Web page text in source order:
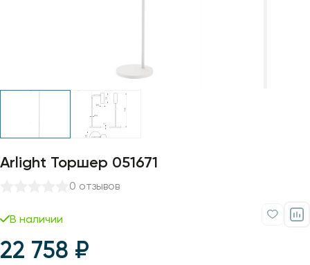
Arlight Торшер 051671
0 отзывов
В наличии
22 758 ₽